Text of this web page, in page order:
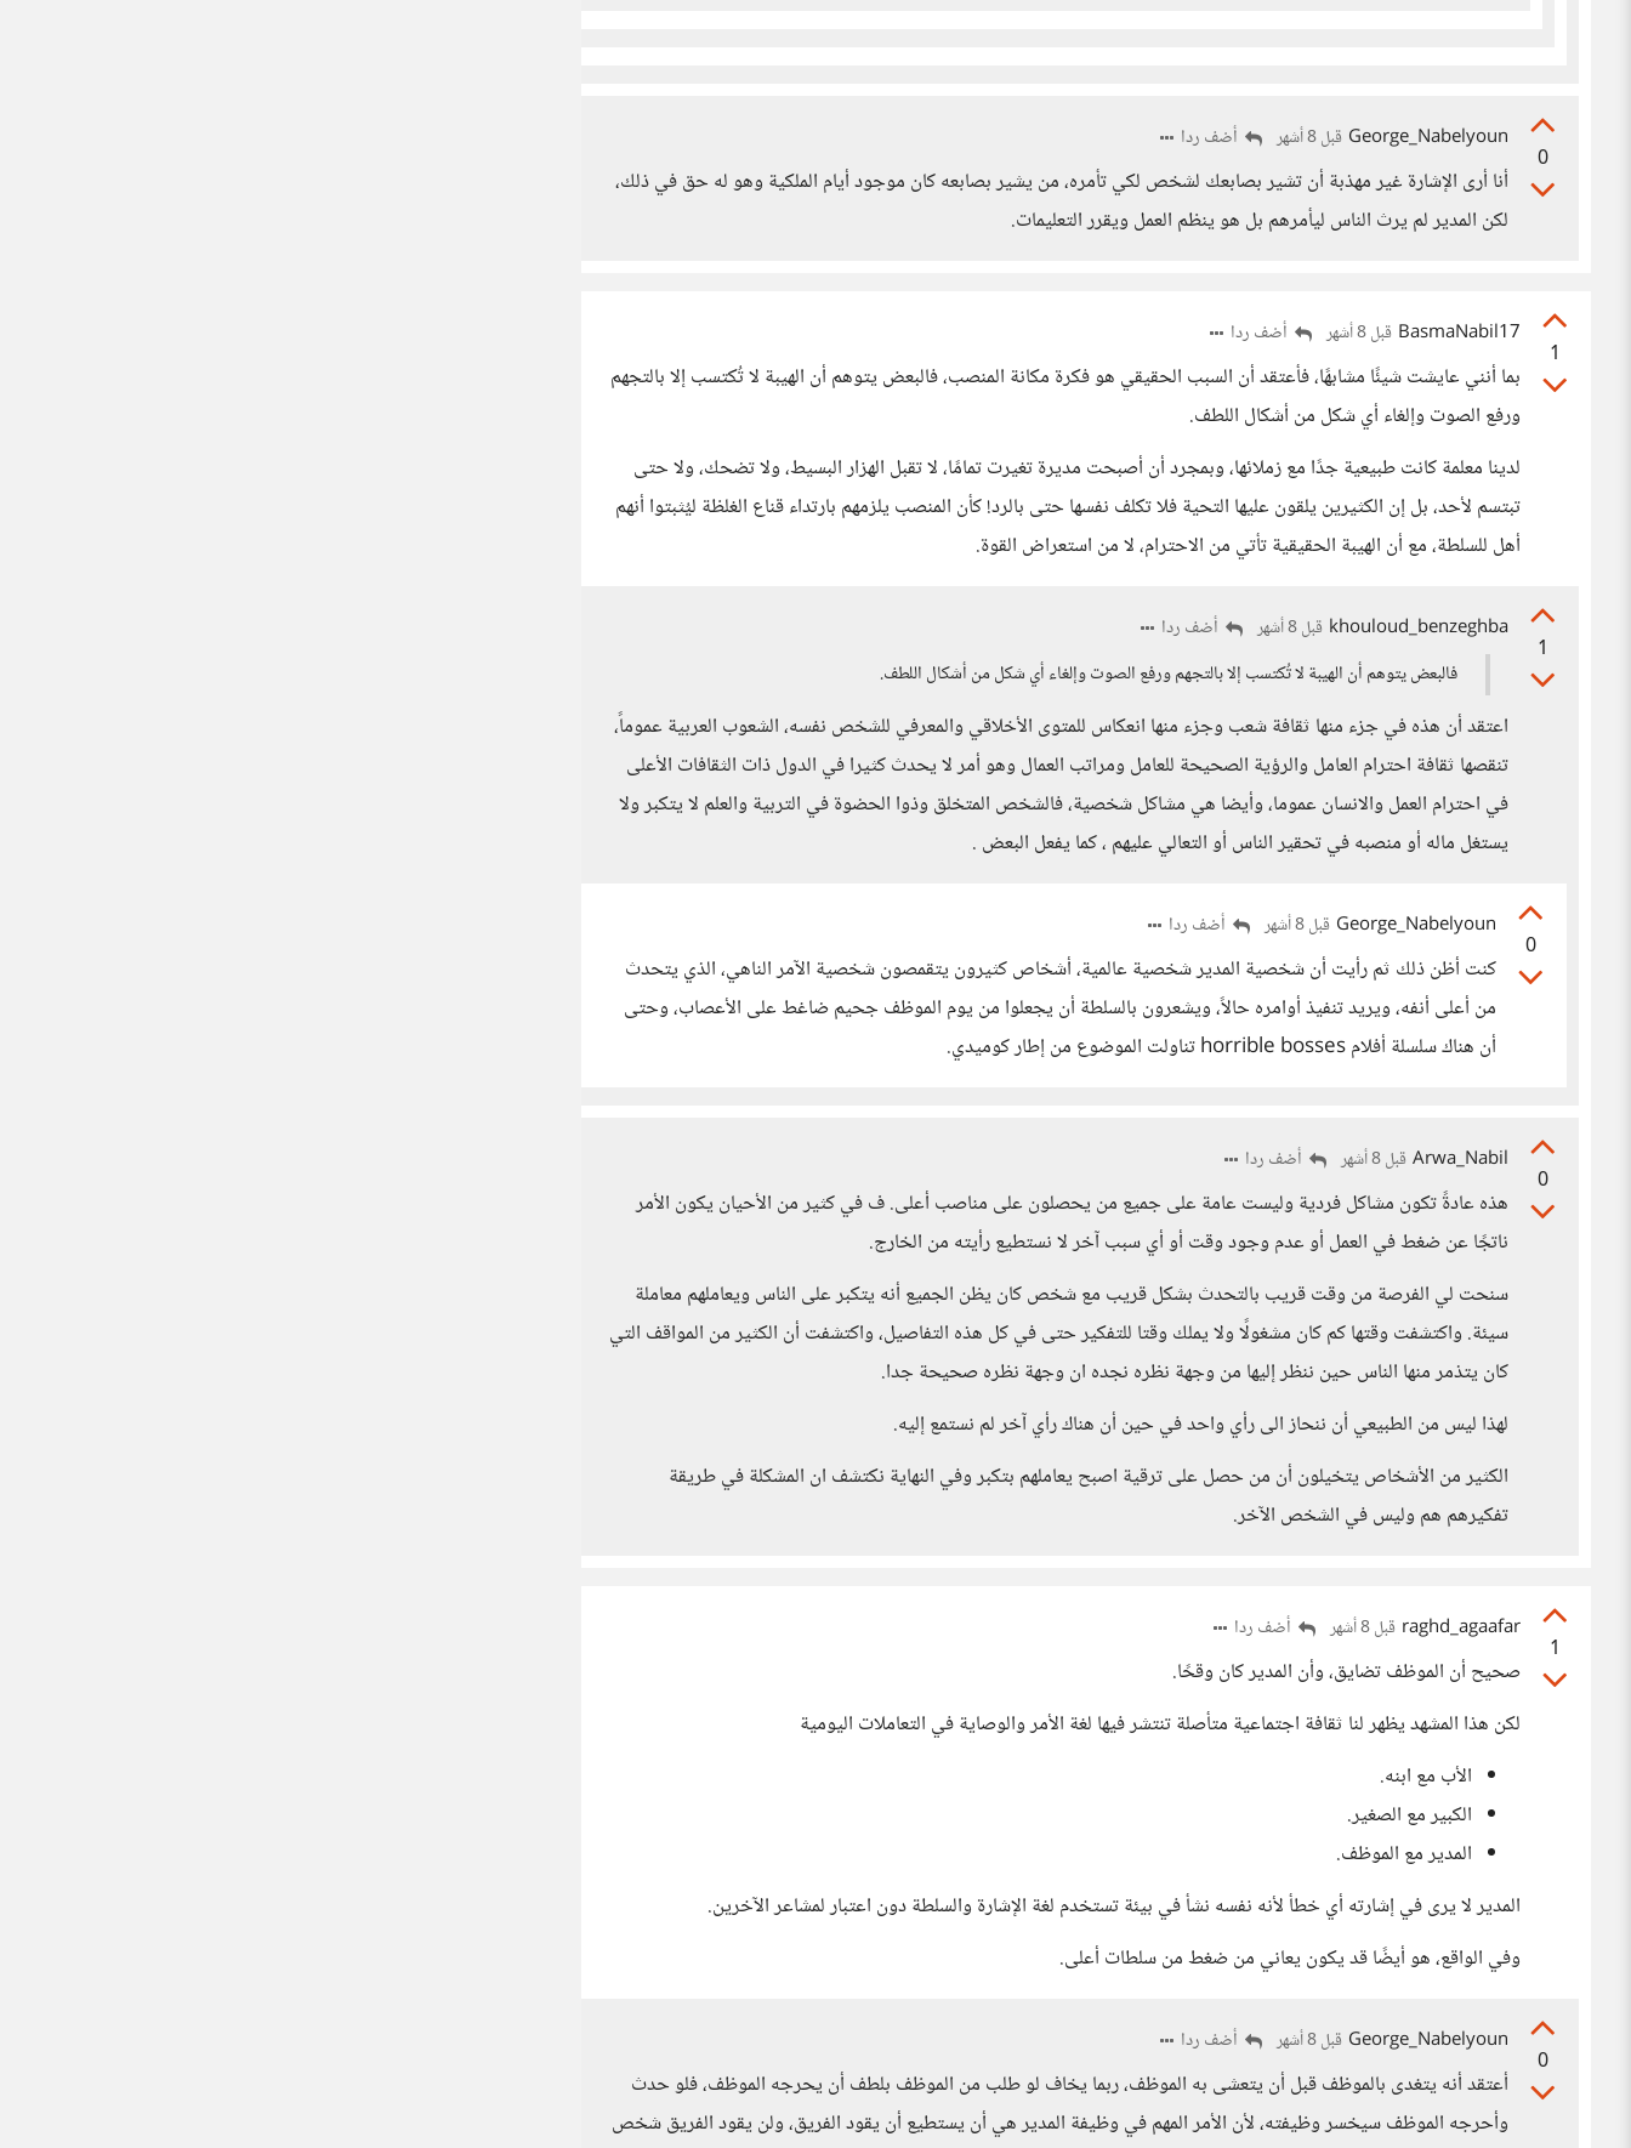
0
George_Nabelyoun قبل 8 أشهر أضف ردا
أنا أرى الإشارة غير مهذبة أن تشير بصابعك لشخص لكي تأمره، من يشير بصابعه كان موجود أيام الملكية وهو له حق في ذلك،
لكن المدير لم يرث الناس ليأمرهم بل هو ينظم العمل ويقرر التعليمات.
1
BasmaNabil17 قبل 8 أشهر أضف ردا
بما أنني عايشت شيئًا مشابهًا، فأعتقد أن السبب الحقيقي هو فكرة مكانة المنصب، فالبعض يتوهم أن الهيبة لا تُكتسب إلا بالتجهم
ورفع الصوت وإلغاء أي شكل من أشكال اللطف.
لدينا معلمة كانت طبيعية جدًا مع زملائها، وبمجرد أن أصبحت مديرة تغيرت تمامًا، لا تقبل الهزار البسيط، ولا تضحك، ولا حتى
تبتسم لأحد، بل إن الكثيرين يلقون عليها التحية فلا تكلف نفسها حتى بالرد! كأن المنصب يلزمهم بارتداء قناع الغلظة ليُثبتوا أنهم
أهل للسلطة، مع أن الهيبة الحقيقية تأتي من الاحترام، لا من استعراض القوة.
1
khouloud_benzeghba قبل 8 أشهر
أضف ردا
فالبعض يتوهم أن الهيبة لا تُكتسب إلا بالتجهم ورفع الصوت وإلغاء أي شكل من أشكال اللطف.
اعتقد أن هذه في جزء منها ثقافة شعب وجزء منها انعكاس للمتوى الأخلاقي والمعرفي للشخص نفسه، الشعوب العربية عموماً،
تنقصها ثقافة احترام العامل والرؤية الصحيحة للعامل ومراتب العمال وهو أمر لا يحدث كثيرا في الدول ذات الثقافات الأعلى
في احترام العمل والانسان عموما، وأيضا هي مشاكل شخصية، فالشخص المتخلق وذوا الحضوة في التربية والعلم لا يتكبر ولا
يستغل ماله أو منصبه في تحقير الناس أو التعالي عليهم ، كما يفعل البعض .
0
George_Nabelyoun قبل 8 أشهر أضف ردا
كنت أظن ذلك ثم رأيت أن شخصية المدير شخصية عالمية، أشخاص كثيرون يتقمصون شخصية الآمر الناهي، الذي يتحدث
من أعلى أنفه، ويريد تنفيذ أوامره حالاً، ويشعرون بالسلطة أن يجعلوا من يوم الموظف جحيم ضاغط على الأعصاب، وحتى
أن هناك سلسلة أفلام horrible bosses تناولت الموضوع من إطار كوميدي.
0
Arwa_Nabil قبل 8 أشهر أضف ردا
هذه عادةً تكون مشاكل فردية وليست عامة على جميع من يحصلون على مناصب أعلى. ف في كثير من الأحيان يكون الأمر
ناتجًا عن ضغط في العمل أو عدم وجود وقت أو أي سبب آخر لا نستطيع رأيته من الخارج.
سنحت لي الفرصة من وقت قريب بالتحدث بشكل قريب مع شخص كان يظن الجميع أنه يتكبر على الناس ويعاملهم معاملة
سيئة. واكتشفت وقتها كم كان مشغولًا ولا يملك وقتا للتفكير حتى في كل هذه التفاصيل، واكتشفت أن الكثير من المواقف التي
كان يتذمر منها الناس حين ننظر إليها من وجهة نظره نجده ان وجهة نظره صحيحة جدا.
لهذا ليس من الطبيعي أن ننحاز الى رأي واحد في حين أن هناك رأي آخر لم نستمع إليه.
الكثير من الأشخاص يتخيلون أن من حصل على ترقية اصبح يعاملهم بتكبر وفي النهاية نكتشف ان المشكلة في طريقة
تفكيرهم هم وليس في الشخص الآخر.
1
raghd_agaafar قبل 8 أشهر أضف ردا
صحيح أن الموظف تضايق، وأن المدير كان وقحًا.
لكن هذا المشهد يظهر لنا ثقافة اجتماعية متأصلة تنتشر فيها لغة الأمر والوصاية في التعاملات اليومية
الأب مع ابنه.
الكبير مع الصغير.
المدير مع الموظف.
المدير لا يرى في إشارته أي خطأ لأنه نفسه نشأ في بيئة تستخدم لغة الإشارة والسلطة دون اعتبار لمشاعر الآخرين.
وفي الواقع، هو أيضًا قد يكون يعاني من ضغط من سلطات أعلى.
0
George_Nabelyoun قبل 8 أشهر أضف ردا
أعتقد أنه يتغدى بالموظف قبل أن يتعشى به الموظف، ربما يخاف لو طلب من الموظف بلطف أن يحرجه الموظف، فلو حدث
وأحرجه الموظف سيخسر وظيفته، لأن الأمر المهم في وظيفة المدير هي أن يستطيع أن يقود الفريق، ولن يقود الفريق شخص